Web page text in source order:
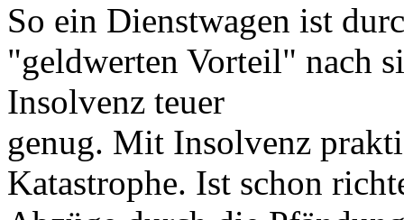
So ein Dienstwagen ist
"geldwerten Vorteil" nach
Insolvenz teuer
genug. Mit Insolvenz
Katastrophe. Ist schon